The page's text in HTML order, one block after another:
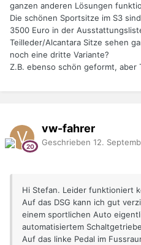
ganzen anderen Lösungen
Die schönen Sportsitze im S3
3500 Euro in der
Teilleder/Alcantara Sitze sehen
noch eine dritte Variante?
Z.B. ebenso schön geformt, aber
vw-fahrer
Geschrieben 12.
Hi Stefan. Leider funktioniert
Auf das DSG kann ich gut
einem sportlichen Auto
automatisiertem
Auf das linke Pedal im